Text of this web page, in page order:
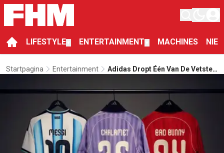
LIFESTYLE ENTERTAINMENT MACHINES
Startpagina Entertainment
Adidas Dropt Één Van De Vetste
2026